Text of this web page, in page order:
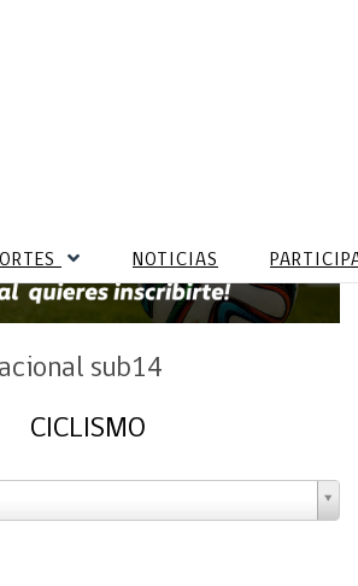
NOTICIAS
sub14
CICLISMO